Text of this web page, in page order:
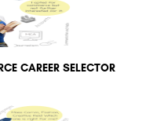
CAREER SELECTOR